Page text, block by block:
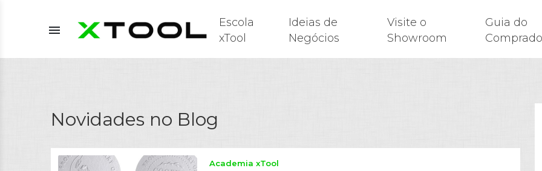
menu
Escola
xTool
Ideias de
Negócios
Visite o
Showroom
Guia do
Novidades no Blog
Academia xTool